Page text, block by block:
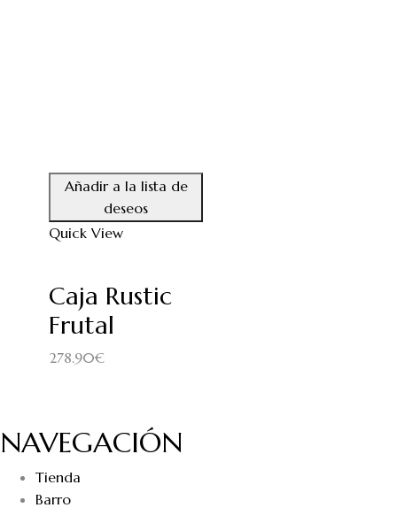
Añadir a la lista de
deseos
Quick View
Caja Rustic
Frutal
278.90€
NAVEGACIÓN
Tienda
Barro